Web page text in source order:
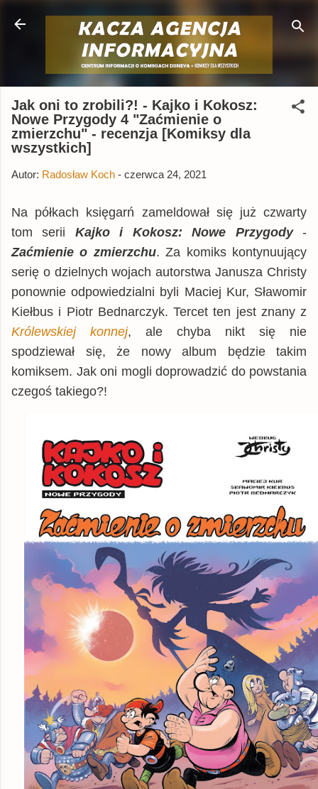
Przejdź do głównej zawartości
Jak oni to zrobili?! - Kajko i Kokosz:
Nowe Przygody 4 "Zaćmienie o
zmierzchu" - recenzja [Komiksy dla
wszystkich]
Autor: Radosław Koch - czerwca 24, 2021
Na półkach księgarń zameldował się już czwarty
tom serii Kajko i Kokosz: Nowe Przygody-
Zaćmienie o zmierzchu. Za komiks kontynuujący
serię o dzielnych wojach autorstwa Janusza Christy
ponownie odpowiedzialni byli Maciej Kur, Sławomir
Kiełbus i Piotr Bednarczyk. Tercet ten jest znany z
Królewskiej konnej, ale chyba nikt się nie
spodziewał się, że nowy album będzie takim
komiksem. Jak oni mogli doprowadzić do powstania
czegoś takiego?!